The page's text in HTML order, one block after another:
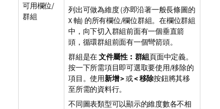
可用欄位/
群組
列出可做為維度 (亦即沿著一般長條圖的
X 軸) 的所有欄位/欄位群組。在欄位群組
中，向下切入群組前面有一個垂直箭
頭，循環群組前面有一個彎箭頭。
群組是在 文件屬性︰群組頁面中定義。
按一下所需項目即可選取要使用/移除的
項目。使用新增 >或< 移除按鈕將其移
至所需的資料行。
不同圖表類型可以顯示的維度數各不相